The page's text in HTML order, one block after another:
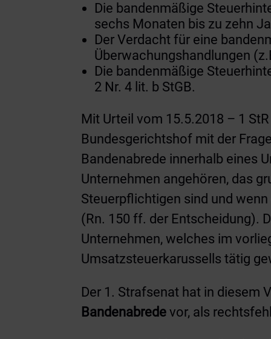
Die bandenmäßige
sechs Monaten bis zu zehn
Der Verdacht für eine
Überwachungshandlungen
Die bandenmäßige
2 Nr. 4 lit. b StGB.
Mit Urteil vom 15.5.2018 – 1
Bundesgerichtshof mit der
Bandenabrede innerhalb eines
Unternehmen angehören, das
Steuerpflichtigen sind und
(Rn. 150 ff. der Entscheidung).
Unternehmen, welches im
Umsatzsteuerkarussells tätig
Der 1. Strafsenat hat in diesem
Bandenabrede vor, als